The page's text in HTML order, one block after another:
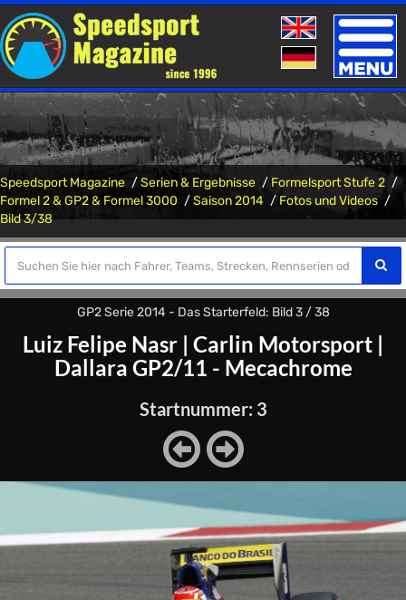
Toggle
Speedsport Magazine Serien & Ergebnisse
Formelsport Stufe 2
Formel 2 & GP2 & Formel 3000
Saison 2014
Fotos und Videos
Bild 3/38
GP2 Serie 2014 - Das Starterfeld: Bild 3 / 38
Luiz Felipe Nasr | Carlin Motorsport |
Dallara GP2/11 - Mecachrome
Startnummer: 3